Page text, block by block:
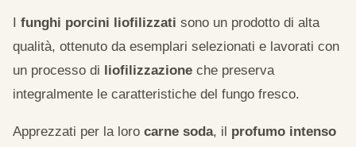
I funghi porcini liofilizzati sono un prodotto di alta
qualità, ottenuto da esemplari selezionati e lavorati con
un processo di liofilizzazione che preserva
integralmente le caratteristiche del fungo fresco.
Apprezzati per la loro carne soda, il profumo intenso